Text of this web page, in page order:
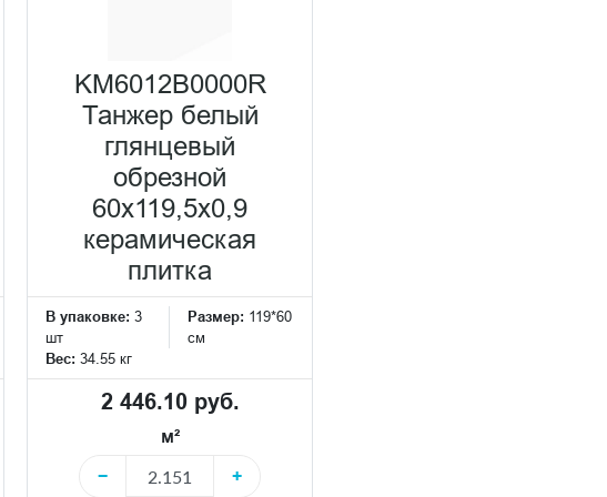
KM6012B0000R
Танжер белый
глянцевый
обрезной
60x119,5x0,9
керамическая
плитка
В упаковке: 3
шт
Размер: 119*60
см
Вес: 34.55 кг
2 446.10 руб.
м²
−
+